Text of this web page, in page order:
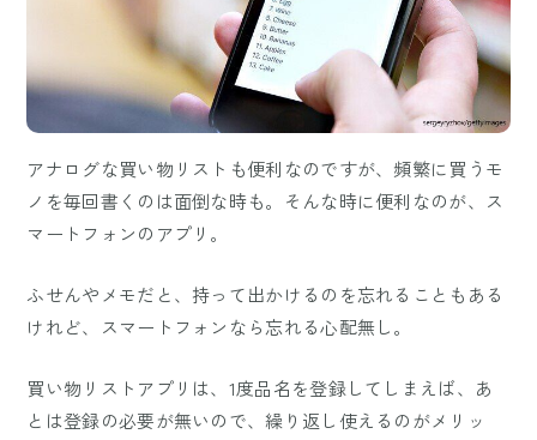
アナログな買い物リストも便利なのですが、頻繁に買うモ
ノを毎回書くのは面倒な時も。そんな時に便利なのが、ス
マートフォンのアプリ。
ふせんやメモだと、持って出かけるのを忘れることもある
けれど、スマートフォンなら忘れる心配無し。
買い物リストアプリは、1度品名を登録してしまえば、あ
とは登録の必要が無いので、繰り返し使えるのがメリッ